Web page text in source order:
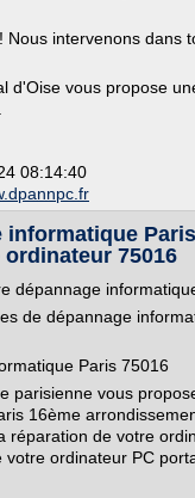
Nous intervenons dans
d'Oise vous propose
08:14:40
informatique
75016
dépannage
de dépannage
Paris 75016
parisienne vous
16ème
réparation de votre
votre ordinateur PC